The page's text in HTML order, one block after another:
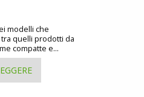
modelli che
quelli prodotti da
compatte e...